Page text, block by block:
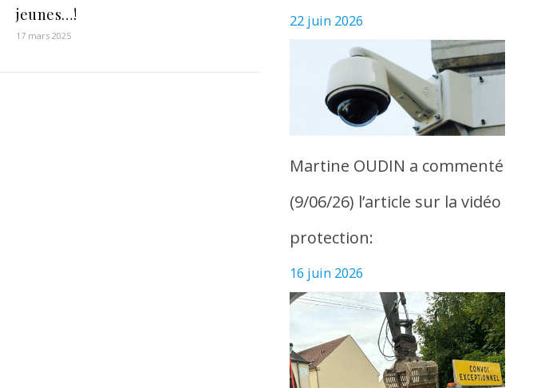
jeunes…!
17 mars 2025
22 juin 2026
Martine OUDIN a commenté
(9/06/26) l’article sur la vidéo
protection:
16 juin 2026